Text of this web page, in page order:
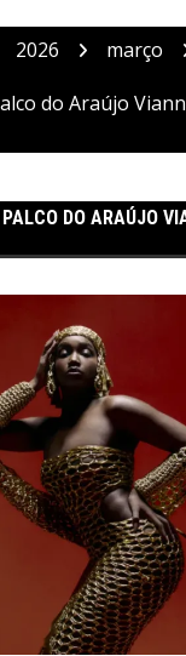
2026 março
do Araújo
DO ARAÚJO